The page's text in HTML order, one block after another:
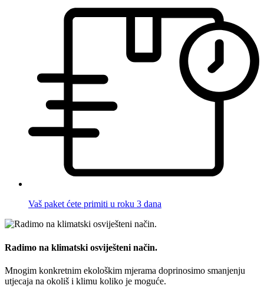
Vaš paket ćete primiti u roku 3 dana
Radimo na klimatski osviješteni način.
Mnogim konkretnim ekološkim mjerama doprinosimo smanjenju
utjecaja na okoliš i klimu koliko je moguće.